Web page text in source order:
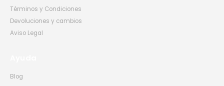
Términos y Condiciones
Devoluciones y cambios
Aviso Legal
Blog